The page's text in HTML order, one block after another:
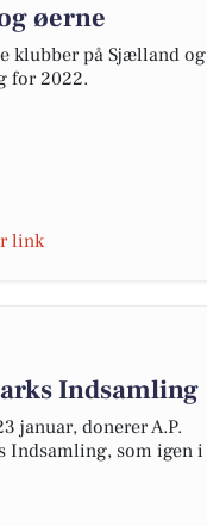
øerne
klubber på Sjælland og
for 2022.
link
Indsamling
januar, donerer A.P.
Indsamling, som igen i